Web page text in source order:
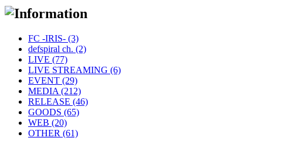
FC -IRIS- (3)
defspiral ch. (2)
LIVE (77)
LIVE STREAMING (6)
EVENT (29)
MEDIA (212)
RELEASE (46)
GOODS (65)
WEB (20)
OTHER (61)